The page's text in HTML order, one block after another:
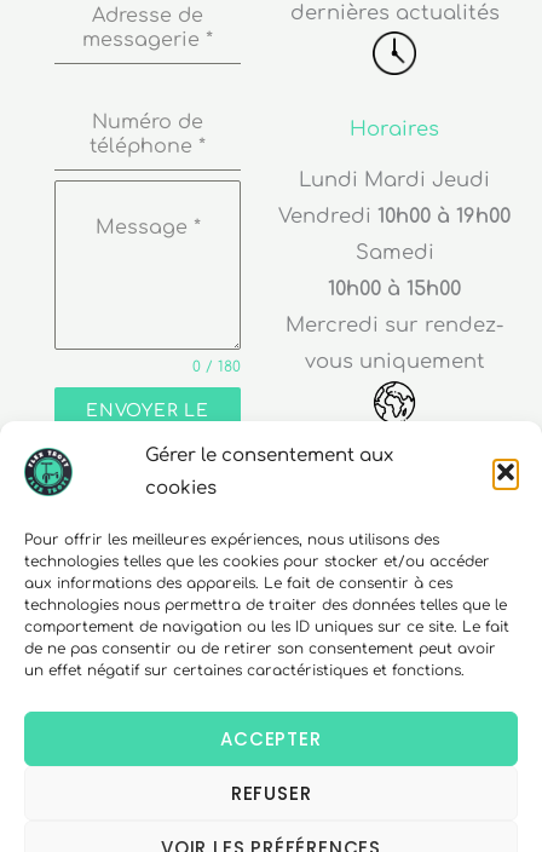
Gérer le consentement aux
cookies
Pour offrir les meilleures expériences, nous utilisons des
technologies telles que les cookies pour stocker et/ou accéder
aux informations des appareils. Le fait de consentir à ces
technologies nous permettra de traiter des données telles que le
comportement de navigation ou les ID uniques sur ce site. Le fait
de ne pas consentir ou de retirer son consentement peut avoir
un effet négatif sur certaines caractéristiques et fonctions.
ACCEPTER
REFUSER
Adresse de
messagerie *
Numéro de
téléphone *
Message *
0 / 180
ENVOYER LE
dernières actualités
Horaires
Lundi Mardi Jeudi
Vendredi 10h00 à 19h00
Samedi
10h00 à 15h00
Mercredi sur rendez-
vous uniquement
30 rue Edouard Richard
68000 Colmar
Téléphone
Copyright © 2026 FlexTrott.
Mentions Légales